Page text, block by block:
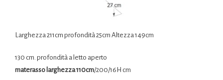
Larghezza 211cm profondità 25cm Altezza 149cm
130 cm. profondità a letto aperto
materasso larghezza 110cm/200/16H cm